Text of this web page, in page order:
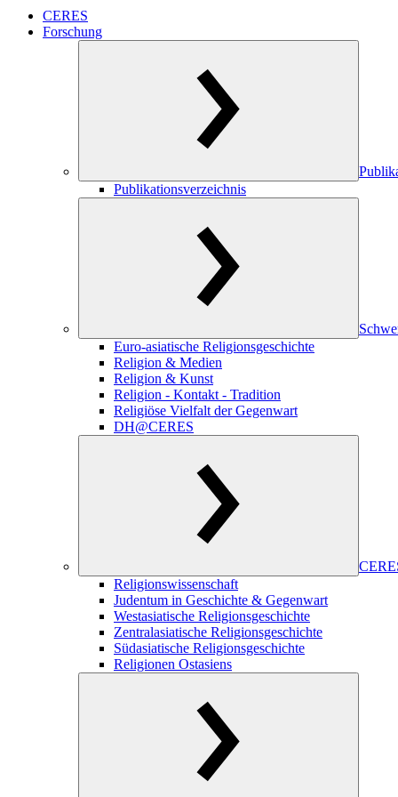
CERES
Forschung
Publikationsverzeichnis
Euro-asiatische Religionsgeschichte
Religion & Medien
Religion & Kunst
Religion - Kontakt - Tradition
Religiöse Vielfalt der Gegenwart
DH@CERES
Religionswissenschaft
Judentum in Geschichte & Gegenwart
Westasiatische Religionsgeschichte
Zentralasiatische Religionsgeschichte
Südasiatische Religionsgeschichte
Religionen Ostasiens